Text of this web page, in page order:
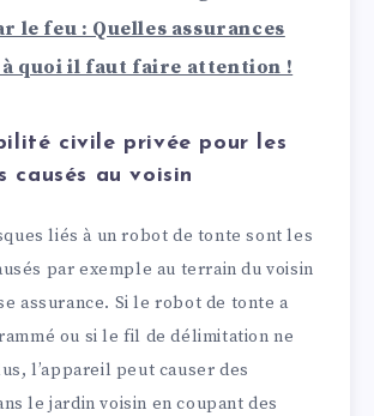
le feu : Quelles assurances
quoi il faut faire attention !
civile privée pour les
causés au voisin
liés à un robot de tonte sont les
par exemple au terrain du voisin
assurance. Si le robot de tonte a
ou si le fil de délimitation ne
l’appareil peut causer des
le jardin voisin en coupant des